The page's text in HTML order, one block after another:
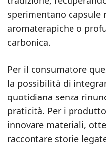
sperimentano capsule
aromaterapiche o
carbonica.
Per il consumatore
la possibilità di
quotidiana senza
praticità. Per i
innovare materiali,
raccontare storie